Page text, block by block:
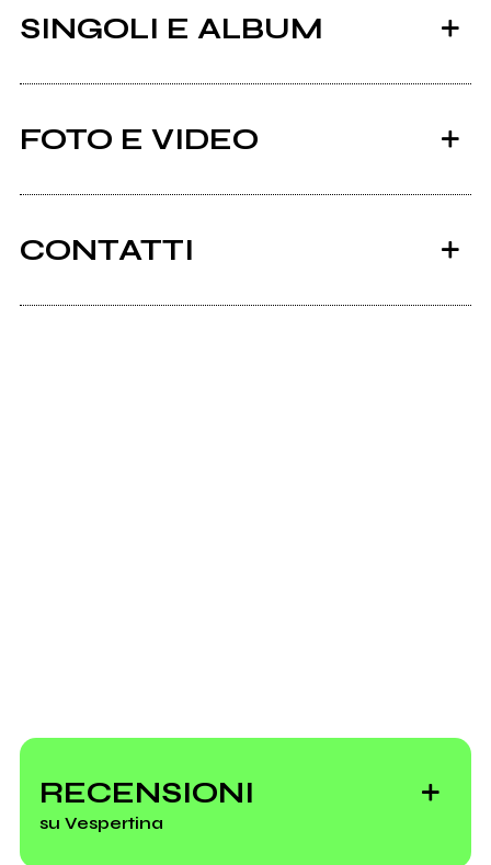
SINGOLI E ALBUM
2019 2017
FOTO E VIDEO
Nuova York
CONTATTI
RECENSIONI
su Vespertina